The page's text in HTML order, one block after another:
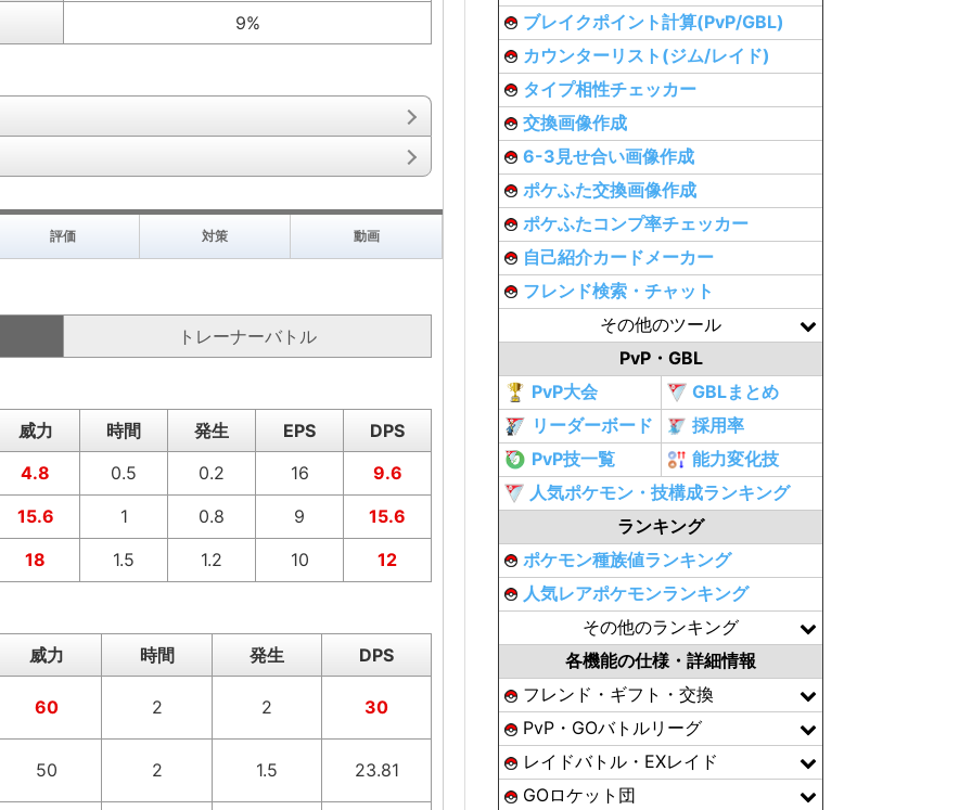
9%
評価 対策 動画
トレーナーバトル
威力 時間 発生 EPS
DPS
4.8 0.5 0.2 16
9.6
15.6 1 0.8 9
15.6
18 1.5 1.2 10 12
威力 時間 発生
DPS
60 2 2 30
50 2 1.5 23.81
ブレイクポイント計算(PvP/GBL)
カウンターリスト(ジム/レイド)
タイプ相性チェッカー
交換画像作成
6-3見せ合い画像作成
ポケふた交換画像作成
ポケふたコンプ率チェッカー
自己紹介カードメーカー
フレンド検索・チャット
その他のツール
PvP・GBL
PvP大会
GBLまとめ
リーダーボード
採用率
PvP技一覧
能力変化技
人気ポケモン・技構成ランキング
ランキング
ポケモン種族値ランキング
人気レアポケモンランキング
その他のランキング
各機能の仕様・詳細情報
フレンド・ギフト・交換
PvP・GOバトルリーグ
レイドバトル・EXレイド
GOロケット団